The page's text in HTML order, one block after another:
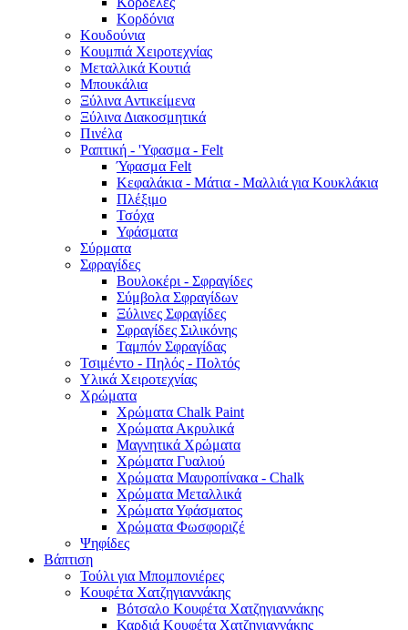
Κορδόνια
Κουδούνια
Κουμπιά Χειροτεχνίας
Μεταλλικά Κουτιά
Μπουκάλια
Ξύλινα Αντικείμενα
Ξύλινα Διακοσμητικά
Πινέλα
Ραπτική - 'Υφασμα - Felt
Ύφασμα Felt
Κεφαλάκια - Μάτια - Μαλλιά για Κουκλάκια
Πλέξιμο
Τσόχα
Υφάσματα
Σύρματα
Σφραγίδες
Βουλοκέρι - Σφραγίδες
Σύμβολα Σφραγίδων
Ξύλινες Σφραγίδες
Σφραγίδες Σιλικόνης
Ταμπόν Σφραγίδας
Τσιμέντο - Πηλός - Πολτός
Υλικά Χειροτεχνίας
Χρώματα
Χρώματα Chalk Paint
Χρώματα Ακρυλικά
Μαγνητικά Χρώματα
Χρώματα Γυαλιού
Χρώματα Μαυροπίνακα - Chalk
Χρώματα Μεταλλικά
Χρώματα Υφάσματος
Χρώματα Φωσφοριζέ
Ψηφίδες
Βάπτιση
Τούλι για Μπομπονιέρες
Κουφέτα Χατζηγιαννάκης
Βότσαλο Κουφέτα Χατζηγιαννάκης
Καρδιά Κουφέτα Χατζηγιαννάκης